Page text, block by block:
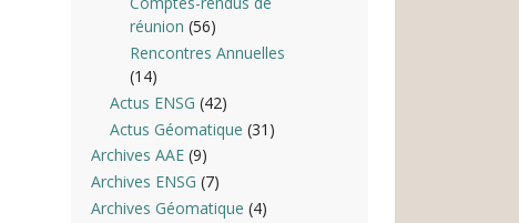
réunion (56)
Rencontres Annuelles
(14)
Actus ENSG (42)
Actus Géomatique (31)
Archives AAE(9)
Archives ENSG (7)
Archives Géomatique (4)